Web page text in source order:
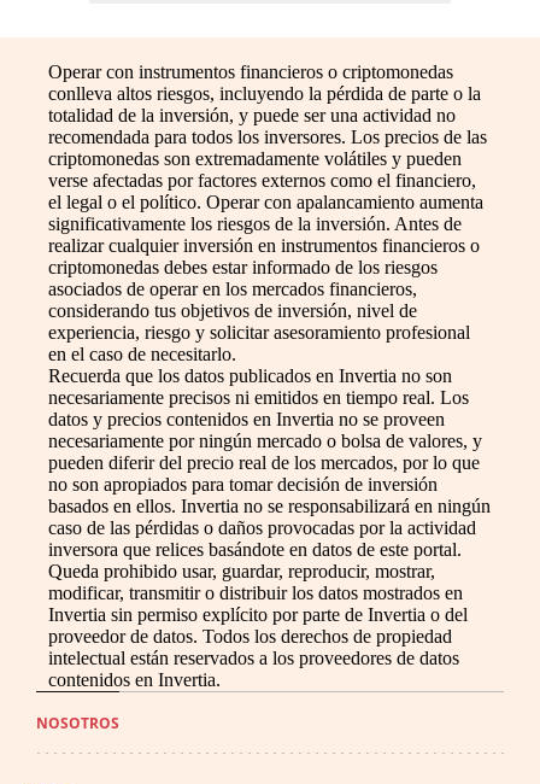
Operar con instrumentos financieros o criptomonedas
conlleva altos riesgos, incluyendo la pérdida de parte o la
totalidad de la inversión, y puede ser una actividad no
recomendada para todos los inversores. Los precios de las
criptomonedas son extremadamente volátiles y pueden
verse afectadas por factores externos como el financiero,
el legal o el político. Operar con apalancamiento aumenta
significativamente los riesgos de la inversión. Antes de
realizar cualquier inversión en instrumentos financieros o
criptomonedas debes estar informado de los riesgos
asociados de operar en los mercados financieros,
considerando tus objetivos de inversión, nivel de
experiencia, riesgo y solicitar asesoramiento profesional
en el caso de necesitarlo.
Recuerda que los datos publicados en Invertia no son
necesariamente precisos ni emitidos en tiempo real. Los
datos y precios contenidos en Invertia no se proveen
necesariamente por ningún mercado o bolsa de valores, y
pueden diferir del precio real de los mercados, por lo que
no son apropiados para tomar decisión de inversión
basados en ellos. Invertia no se responsabilizará en ningún
caso de las pérdidas o daños provocadas por la actividad
inversora que relices basándote en datos de este portal.
Queda prohibido usar, guardar, reproducir, mostrar,
modificar, transmitir o distribuir los datos mostrados en
Invertia sin permiso explícito por parte de Invertia o del
proveedor de datos. Todos los derechos de propiedad
intelectual están reservados a los proveedores de datos
contenidos en Invertia.
NOSOTROS